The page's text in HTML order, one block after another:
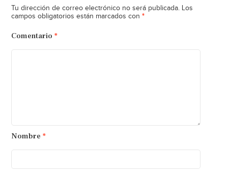
Tu dirección de correo electrónico no será publicada. Los
campos obligatorios están marcados con *
Comentario *
Nombre *